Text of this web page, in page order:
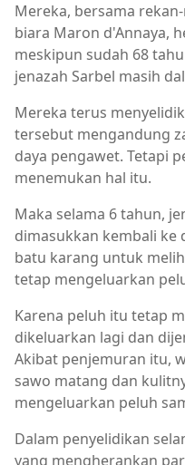
Mereka, bersama
biara Maron d'Annaya,
meskipun sudah 68
jenazah Sarbel masih
Mereka terus
tersebut mengandung
daya pengawet. Tetapi
menemukan hal itu.
Maka selama 6 tahun,
dimasukkan kembali ke
batu karang untuk
tetap mengeluarkan
Karena peluh itu tetap
dikeluarkan lagi dan
Akibat penjemuran itu,
sawo matang dan
mengeluarkan peluh
Dalam penyelidikan
yang mengherankan